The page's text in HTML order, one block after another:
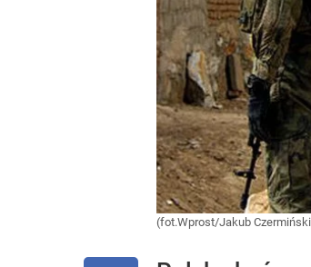
(fot.Wprost/Jakub